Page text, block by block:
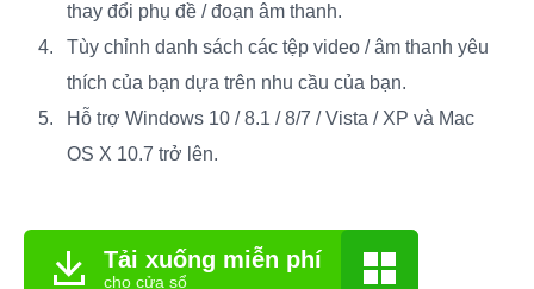
thay đổi phụ đề / đoạn âm thanh.
Tùy chỉnh danh sách các tệp video / âm thanh yêu
thích của bạn dựa trên nhu cầu của bạn.
Hỗ trợ Windows 10 / 8.1 / 8/7 / Vista / XP và Mac
OS X 10.7 trở lên.
Tải xuống miễn phí
cho cửa sổ